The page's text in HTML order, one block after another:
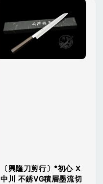
〔興隆刀剪行〕*初心 X
中川 不銹VG積層墨流切